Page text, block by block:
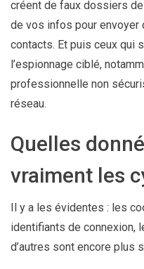
créent de faux dossiers
de vos infos pour envoyer
contacts. Et puis ceux qui
l’espionnage ciblé,
professionnelle non
réseau.
Quelles
vraiment les
Il y a les évidentes : les
identifiants de connexion,
d’autres sont encore plus